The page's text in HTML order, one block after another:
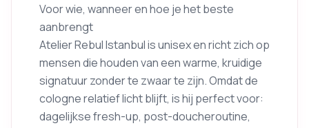
Voor wie, wanneer en hoe je het beste
aanbrengt
Atelier Rebul Istanbul is unisex en richt zich op
mensen die houden van een warme, kruidige
signatuur zonder te zwaar te zijn. Omdat de
cologne relatief licht blijft, is hij perfect voor:
dagelijkse fresh-up, post-doucheroutine,